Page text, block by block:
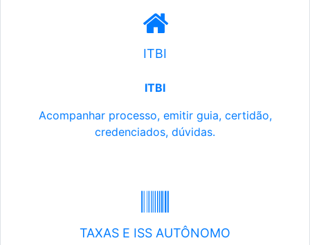
ITBI
ITBI
Acompanhar processo, emitir guia, certidão,
credenciados, dúvidas.
TAXAS E ISS AUTÔNOMO